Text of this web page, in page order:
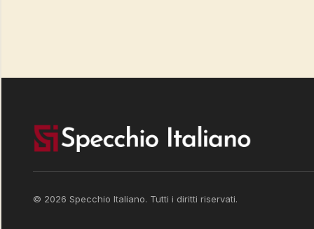
© 2026 Specchio Italiano. Tutti i diritti riservati.